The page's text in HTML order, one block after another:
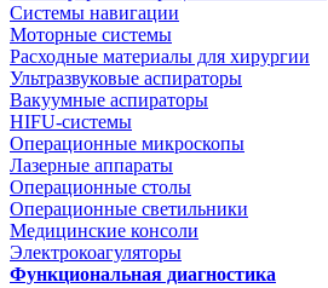
Системы навигации
Моторные системы
Расходные материалы для хирургии
Ультразвуковые аспираторы
Вакуумные аспираторы
HIFU-системы
Операционные микроскопы
Лазерные аппараты
Операционные столы
Операционные светильники
Медицинские консоли
Электрокоагуляторы
Функциональная диагностика